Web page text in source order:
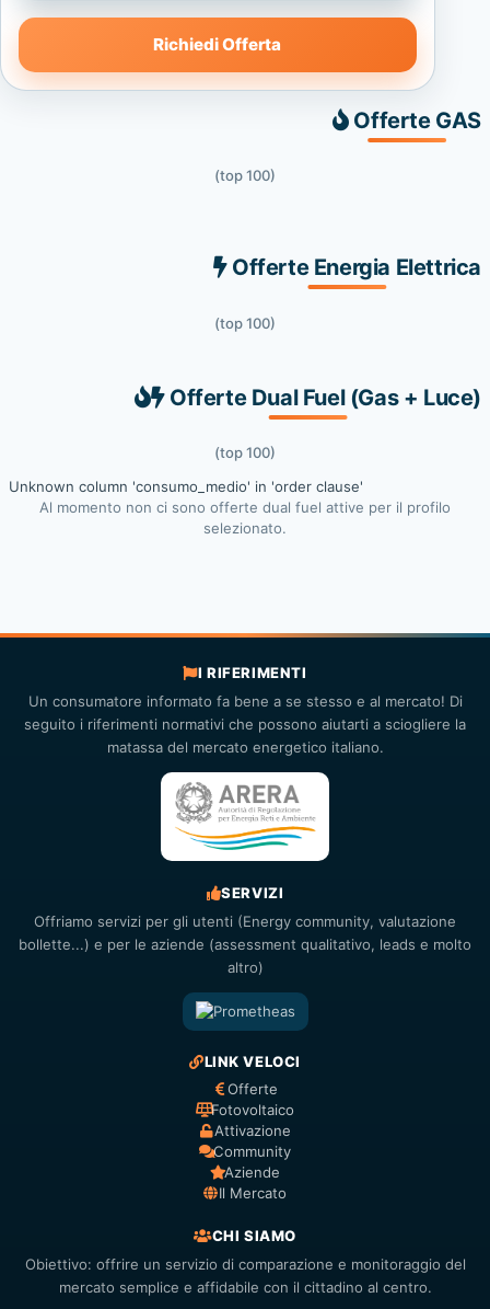
Richiedi Offerta
Offerte GAS
(top 100)
Offerte Energia Elettrica
(top 100)
Offerte Dual Fuel (Gas + Luce)
(top 100)
Unknown column 'consumo_medio' in 'order clause'
Al momento non ci sono offerte dual fuel attive per il profilo
selezionato.
I RIFERIMENTI
Un consumatore informato fa bene a se stesso e al mercato! Di
seguito i riferimenti normativi che possono aiutarti a sciogliere la
matassa del mercato energetico italiano.
SERVIZI
Offriamo servizi per gli utenti (Energy community, valutazione
bollette...) e per le aziende (assessment qualitativo, leads e molto
altro)
LINK VELOCI
Offerte
Fotovoltaico
Attivazione
Community
Aziende
Il Mercato
CHI SIAMO
Obiettivo: offrire un servizio di comparazione e monitoraggio del
mercato semplice e affidabile con il cittadino al centro.